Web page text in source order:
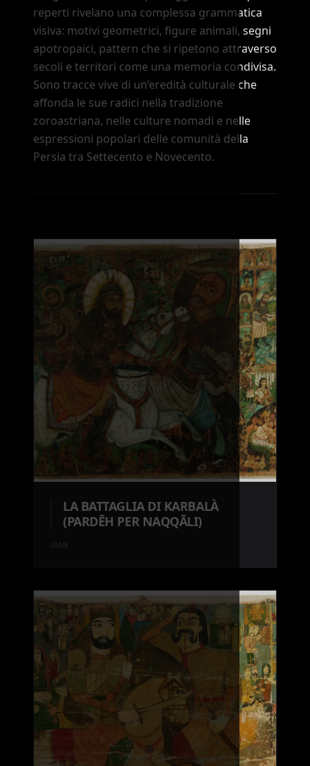
reperti rivelano una complessa grammatica
visiva: motivi geometrici, figure animali, segni
apotropaici, pattern che si ripetono attraverso
secoli e territori come una memoria condivisa.
Sono tracce vive di un’eredità culturale che
affonda le sue radici nella tradizione
zoroastriana, nelle culture nomadi e nelle
espressioni popolari delle comunità della
Persia tra Settecento e Novecento.
LA BATTAGLIA DI KARBALÀ
(PARDĒH PER NAQQĀLI)
IRAN